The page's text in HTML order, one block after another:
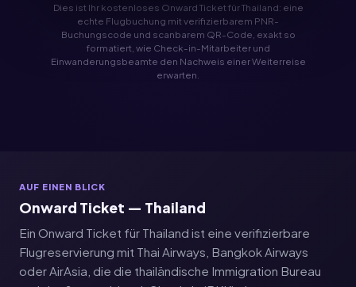
Dies ist Ihr kostenloses Onward Ticket für Thailand: eine
echte Flugbuchung mit verifizierbarem PNR-
Buchungscode und scanbarem QR-Code, exakt so
formatiert, wie Check-in-Mitarbeiter und
Einwanderungsbeamte den Nachweis einer Weiterreise
erwarten.
AUF EINEN BLICK
Onward Ticket — Thailand
Ein Onward Ticket für Thailand ist eine verifizierbare
Flugreservierung mit Thai Airways, Bangkok Airways
oder AirAsia, die die thailändische Immigration Bureau